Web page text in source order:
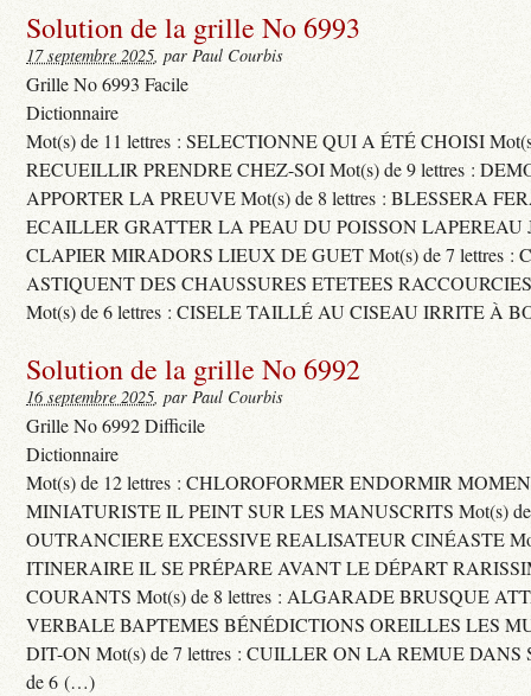
Solution de la grille No 6993
17 septembre 2025, par Paul Courbis
Grille No 6993 Facile
Dictionnaire
Mot(s) de 11 lettres : SELECTIONNE QUI A ÉTÉ CHOISI
RECUEILLIR PRENDRE CHEZ-SOI Mot(s) de 9 lettres :
APPORTER LA PREUVE Mot(s) de 8 lettres : BLESSERA
ECAILLER GRATTER LA PEAU DU POISSON LAPEREAU
CLAPIER MIRADORS LIEUX DE GUET Mot(s) de 7 lettres :
ASTIQUENT DES CHAUSSURES ETETEES
Mot(s) de 6 lettres : CISELE TAILLÉ AU CISEAU IRRITE À
Solution de la grille No 6992
16 septembre 2025, par Paul Courbis
Grille No 6992 Difficile
Dictionnaire
Mot(s) de 12 lettres : CHLOROFORMER ENDORMIR
MINIATURISTE IL PEINT SUR LES MANUSCRITS Mot(s) de
OUTRANCIERE EXCESSIVE REALISATEUR CINÉASTE
ITINERAIRE IL SE PRÉPARE AVANT LE DÉPART
COURANTS Mot(s) de 8 lettres : ALGARADE BRUSQUE
VERBALE BAPTEMES BÉNÉDICTIONS OREILLES LES
DIT-ON Mot(s) de 7 lettres : CUILLER ON LA REMUE DANS
de 6 (…)